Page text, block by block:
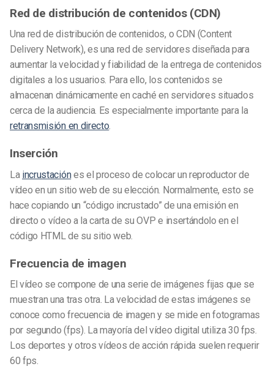
Red de distribución de contenidos (CDN)
Una red de distribución de contenidos, o CDN (Content
Delivery Network), es una red de servidores diseñada para
aumentar la velocidad y fiabilidad de la entrega de contenidos
digitales a los usuarios. Para ello, los contenidos se
almacenan dinámicamente en caché en servidores situados
cerca de la audiencia. Es especialmente importante para la
retransmisión en directo.
Inserción
La incrustaciónes el proceso de colocar un reproductor de
vídeo en un sitio web de su elección. Normalmente, esto se
hace copiando un “código incrustado” de una emisión en
directo o vídeo a la carta de su OVP e insertándolo en el
código HTML de su sitio web.
Frecuencia de imagen
El vídeo se compone de una serie de imágenes fijas que se
muestran una tras otra. La velocidad de estas imágenes se
conoce como frecuencia de imagen y se mide en fotogramas
por segundo (fps). La mayoría del vídeo digital utiliza 30 fps.
Los deportes y otros vídeos de acción rápida suelen requerir
60 fps.